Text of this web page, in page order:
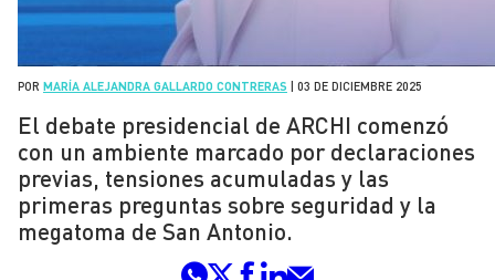
POR MARÍA ALEJANDRA GALLARDO CONTRERAS 03 DE DICIEMBRE 2025
El debate presidencial de ARCHI comenzó
con un ambiente marcado por declaraciones
previas, tensiones acumuladas y las
primeras preguntas sobre seguridad y la
megatoma de San Antonio.